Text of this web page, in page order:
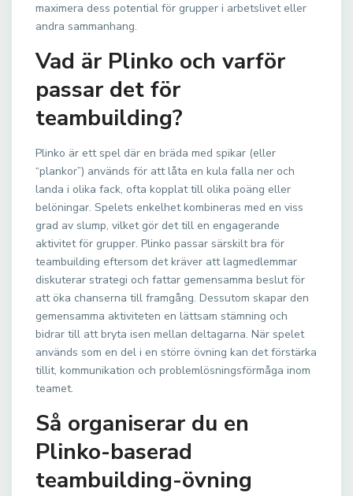
maximera dess potential för grupper i arbetslivet eller
andra sammanhang.
Vad är Plinko och varför
passar det för
teambuilding?
Plinko är ett spel där en bräda med spikar (eller
“plankor”) används för att låta en kula falla ner och
landa i olika fack, ofta kopplat till olika poäng eller
belöningar. Spelets enkelhet kombineras med en viss
grad av slump, vilket gör det till en engagerande
aktivitet för grupper. Plinko passar särskilt bra för
teambuilding eftersom det kräver att lagmedlemmar
diskuterar strategi och fattar gemensamma beslut för
att öka chanserna till framgång. Dessutom skapar den
gemensamma aktiviteten en lättsam stämning och
bidrar till att bryta isen mellan deltagarna. När spelet
används som en del i en större övning kan det förstärka
tillit, kommunikation och problemlösningsförmåga inom
teamet.
Så organiserar du en
Plinko-baserad
teambuilding-övning